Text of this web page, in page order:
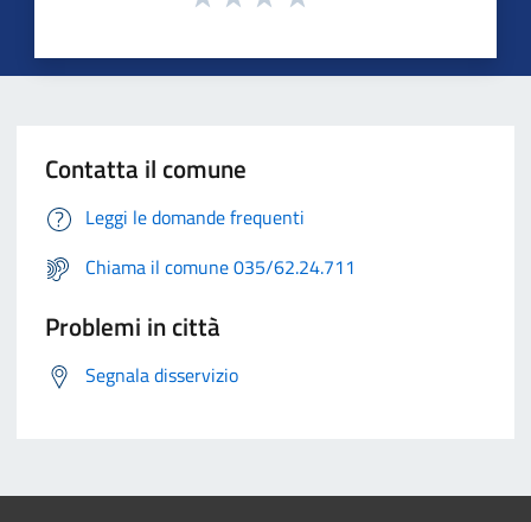
Contatta il comune
Leggi le domande frequenti
Chiama il comune 035/62.24.711
Problemi in città
Segnala disservizio